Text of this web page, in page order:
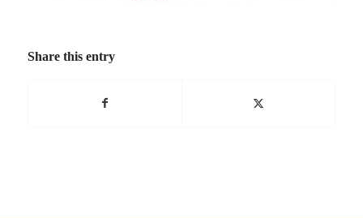
Share this entry